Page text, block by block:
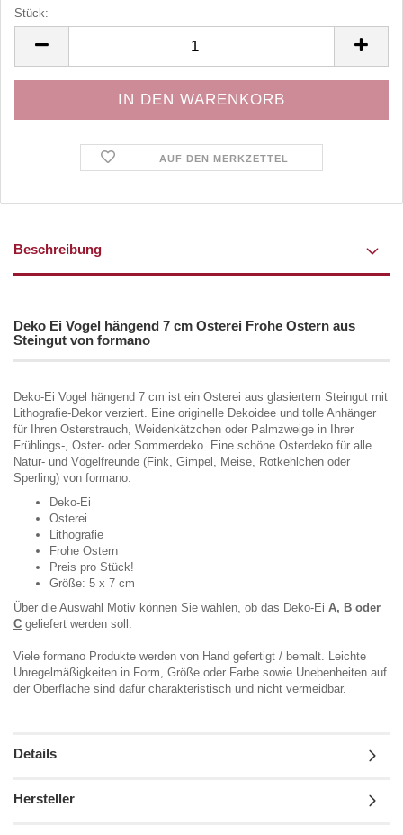
Stück:
AUF DEN MERKZETTEL
Beschreibung
Deko Ei Vogel hängend 7 cm Osterei Frohe Ostern aus
Steingut von formano
Deko-Ei Vogel hängend 7 cm ist ein Osterei aus glasiertem Steingut mit
Lithografie-Dekor verziert. Eine originelle Dekoidee und tolle Anhänger
für Ihren Osterstrauch, Weidenkätzchen oder Palmzweige in Ihrer
Frühlings-, Oster- oder Sommerdeko. Eine schöne Osterdeko für alle
Natur- und Vögelfreunde (Fink, Gimpel, Meise, Rotkehlchen oder
Sperling) von formano.
Deko-Ei
Osterei
Lithografie
Frohe Ostern
Preis pro Stück!
Größe: 5 x 7 cm
Über die Auswahl Motiv können Sie wählen, ob das Deko-Ei A, B oder
C geliefert werden soll.
Viele formano Produkte werden von Hand gefertigt / bemalt. Leichte
Unregelmäßigkeiten in Form, Größe oder Farbe sowie Unebenheiten auf
der Oberfläche sind dafür charakteristisch und nicht vermeidbar.
Details
Hersteller